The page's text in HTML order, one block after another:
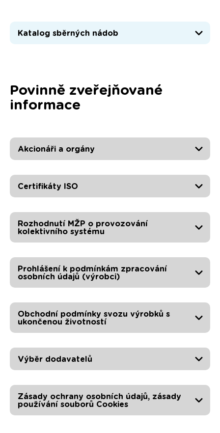
Katalog sběrných nádob
Povinně zveřejňované
informace
Akcionáři a orgány
Certifikáty ISO
Rozhodnutí MŽP o provozování
kolektivního systému
Prohlášení k podmínkám zpracování
osobních údajů (výrobci)
Obchodní podmínky svozu výrobků s
ukončenou životností
Výběr dodavatelů
Zásady ochrany osobních údajů, zásady
používání souborů Cookies